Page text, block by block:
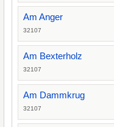
Am Anger
32107
Am Bexterholz
32107
Am Dammkrug
32107